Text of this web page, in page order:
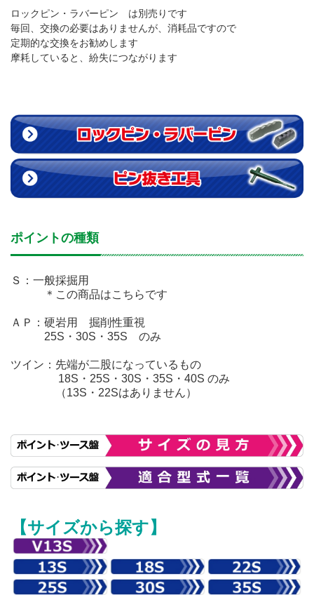
ロックピン・ラバーピン は別売りです
毎回、交換の必要はありませんが、消耗品ですので
定期的な交換をお勧めします
摩耗していると、紛失につながります
ポイントの種類
Ｓ：一般採掘用
＊この商品はこちらです
ＡＰ：硬岩用 掘削性重視
25S・30S・35S のみ
ツイン：先端が二股になっているもの
18S・25S・30S・35S・40S のみ
（13S・22Sはありません）
【サイズから探す】